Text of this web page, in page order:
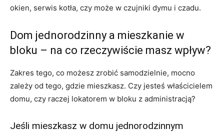
okien, serwis kotła, czy może w czujniki dymu i czadu.
Dom jednorodzinny a mieszkanie w
bloku – na co rzeczywiście masz wpływ?
Zakres tego, co możesz zrobić samodzielnie, mocno
zależy od tego, gdzie mieszkasz. Czy jesteś właścicielem
domu, czy raczej lokatorem w bloku z administracją?
Jeśli mieszkasz w domu jednorodzinnym